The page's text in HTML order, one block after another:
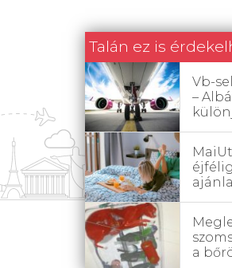
Talán ez is
Vb-
–
a